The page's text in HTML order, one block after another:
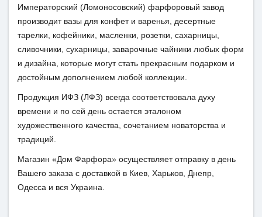
Императорский (Ломоносовский) фарфоровый завод
производит вазы для конфет и варенья, десертные
тарелки, кофейники, масленки, розетки, сахарницы,
сливочники, сухарницы, заварочные чайники любых форм
и дизайна, которые могут стать прекрасным подарком и
достойным дополнением любой коллекции.
Продукция ИФЗ (ЛФЗ) всегда соответствовала духу
времени и по сей день остается эталоном
художественного качества, сочетанием новаторства и
традиций.
Магазин «Дом Фарфора» осуществляет отправку в день
Вашего заказа с доставкой в Киев, Харьков, Днепр,
Одесса и вся Украина.